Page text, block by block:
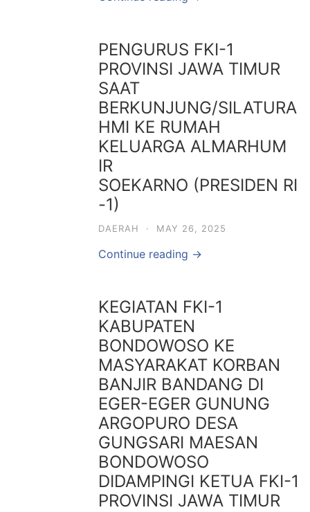
PENGURUS FKI-1
PROVINSI JAWA TIMUR
SAAT
BERKUNJUNG/SILATURA
HMI KE RUMAH
KELUARGA ALMARHUM
IR
SOEKARNO (PRESIDEN RI
-1)
DAERAH · MAY 26, 2025
Continue reading →
KEGIATAN FKI-1
KABUPATEN
BONDOWOSO KE
MASYARAKAT KORBAN
BANJIR BANDANG DI
EGER-EGER GUNUNG
ARGOPURO DESA
GUNGSARI MAESAN
BONDOWOSO
DIDAMPINGI KETUA FKI-1
PROVINSI JAWA TIMUR